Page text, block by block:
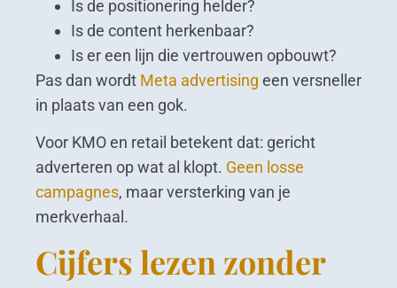
Is de positionering helder?
Is de content herkenbaar?
Is er een lijn die vertrouwen opbouwt?
Pas dan wordt Meta advertising een versneller
in plaats van een gok.
Voor KMO en retail betekent dat: gericht
adverteren op wat al klopt. Geen losse
campagnes, maar versterking van je
merkverhaal.
Cijfers lezen zonder